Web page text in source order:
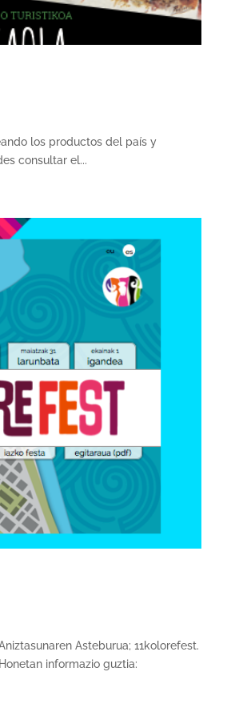
los productos del país y
consultar el...
Asteburua; 11kolorefest.
informazio guztia: